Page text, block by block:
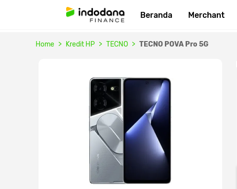
Beranda Merchant
Home Kredit HP TECNO TECNO POVA Pro 5G